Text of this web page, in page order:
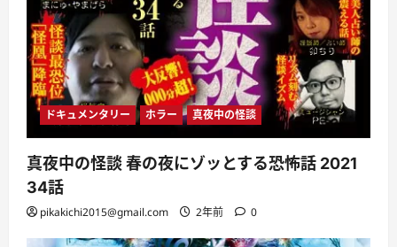
ドキュメンタリー ホラー 真夜中の怪談
真夜中の怪談 春の夜にゾッとする恐怖話 2021
34話
pikakichi2015@gmail.com 2年前 0